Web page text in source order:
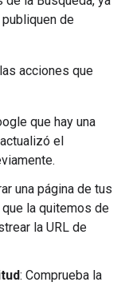
de
acciones que
que hay una
el
una página de tus
la quitemos de
la URL de
: Comprueba la